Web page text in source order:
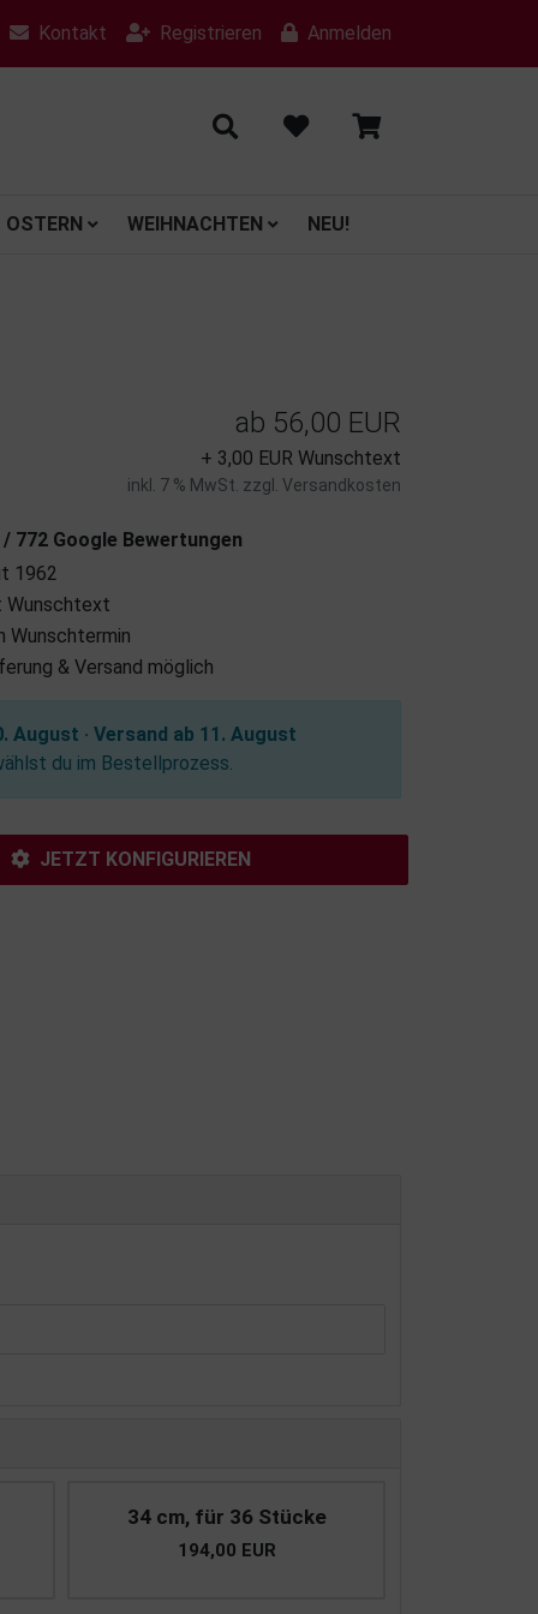
Kontakt Registrieren Anmelden
OSTERN WEIHNACHTEN NEU!
ab 56,00 EUR
+ 3,00 EUR Wunschtext
inkl. 7 % MwSt. zzgl. Versandkosten
/ 772 Google Bewertungen
1962
Wunschtext
Wunschtermin
& Versand möglich
August · Versand ab 11. August
du im Bestellprozess.
JETZT KONFIGURIEREN
34 cm, für 36 Stücke
194,00 EUR